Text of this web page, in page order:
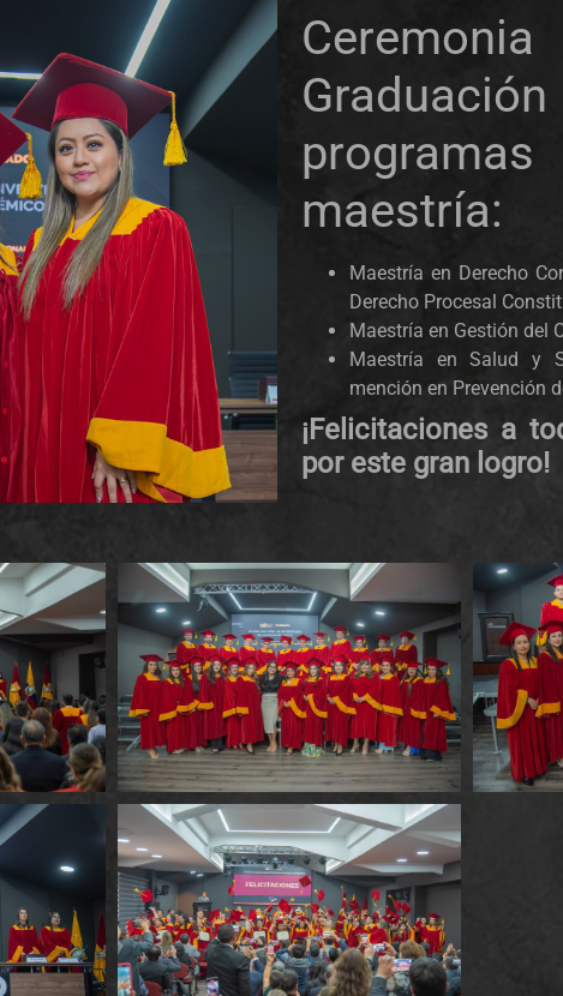
maestría:
Maestría en Derecho
Derecho Procesal
Maestría en Gestión del
Maestría en Salud y
mención en Prevención
¡Felicitaciones a
por este gran logro!